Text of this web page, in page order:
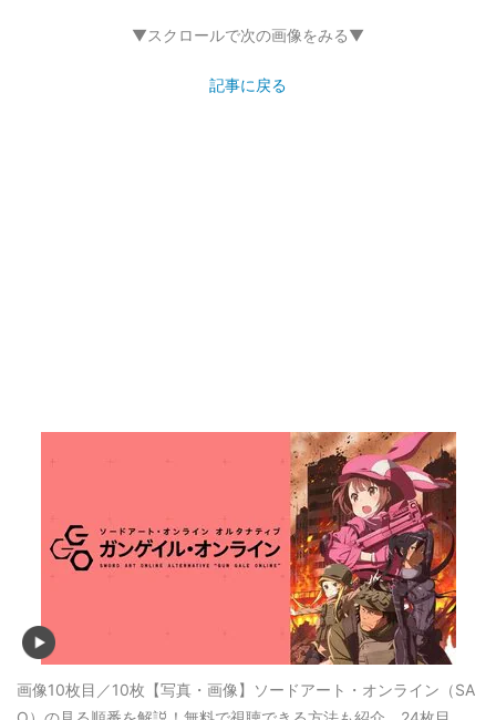
▼スクロールで次の画像をみる▼
記事に戻る
画像10枚目／10枚 【写真・画像】ソードアート・オンライン（SA